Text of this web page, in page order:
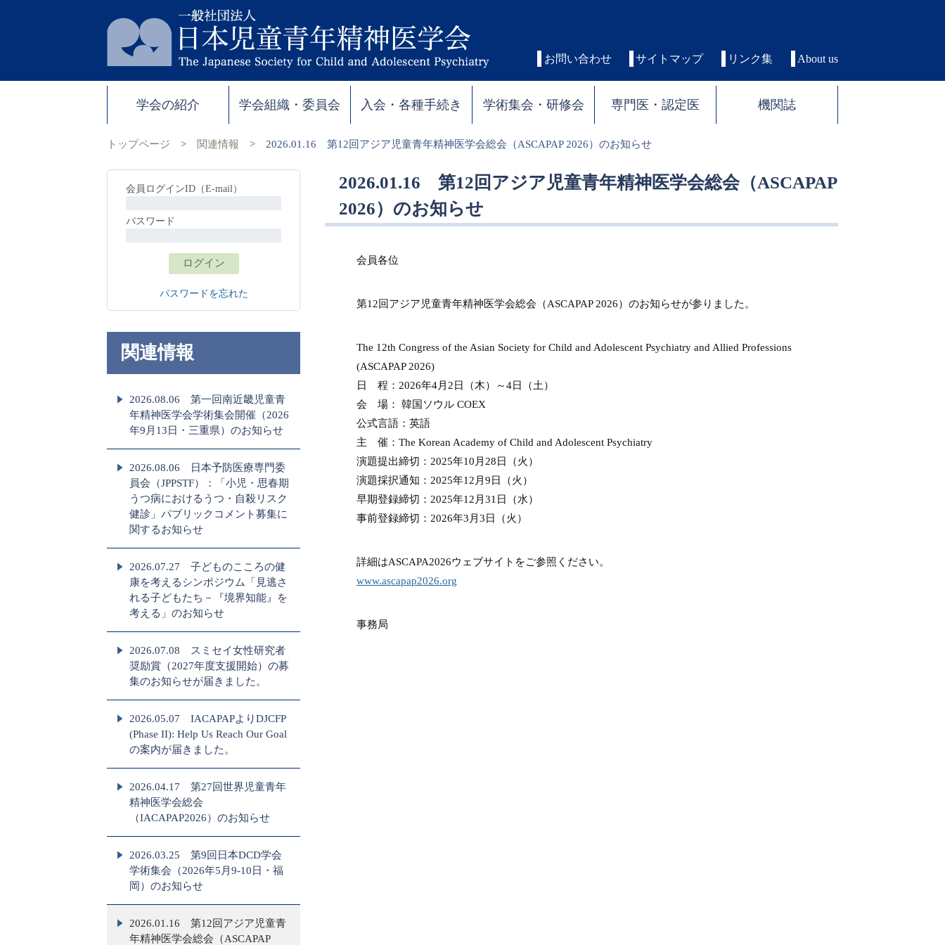
お問い合わせ サイトマップ リンク集 About us
学会の紹介 学会組織・委員会 入会・各種手続き 学術集会・研修会 専門医・認定医 機関誌
トップページ > 関連情報 > 2026.01.16 第12回アジア児童青年精神医学会総会（ASCAPAP 2026）のお知らせ
2026.01.16 第12回アジア児童青年精神医学会総会（ASCAPAP
2026）のお知らせ
会員各位
第12回アジア児童青年精神医学会総会（ASCAPAP 2026）のお知らせが参りました。
The 12th Congress of the Asian Society for Child and Adolescent Psychiatry and Allied Professions
(ASCAPAP 2026)
日 程：2026年4月2日（木）～4日（土）
会 場： 韓国​​ソウル COEX
公式言語：英語
主 催：The Korean Academy of Child and Adolescent Psychiatry
演題提出締切：2025年10月28日（火）
演題採択通知：2025年12月9日（火）
早期登録締切：2025年12月31日（水）
事前登録締切：2026年3月3日（火）
詳細はASCAPA2026ウェブサイトをご参照ください。
www.ascapap2026.org
事務局
会員ログインID（E-mail）
パスワード
パスワードを忘れた
関連情報
2026.08.06 第一回南近畿児童青
年精神医学会学術集会開催（2026
年9月13日・三重県）のお知らせ
2026.08.06 日本予防医療専門委
員会（JPPSTF）：「小児・思春期
うつ病におけるうつ・自殺リスク
健診」パブリックコメント募集に
関するお知らせ
2026.07.27 子どものこころの健
康を考えるシンポジウム「見逃さ
れる子どもたち－『境界知能』を
考える」のお知らせ
2026.07.08 スミセイ女性研究者
奨励賞（2027年度支援開始）の募
集のお知らせが届きました。
2026.05.07 IACAPAPよりDJCFP
(Phase II): Help Us Reach Our Goal
の案内が届きました。
2026.04.17 第27回世界児童青年
精神医学会総会
（IACAPAP2026）のお知らせ
2026.03.25 第9回日本DCD学会
学術集会（2026年5月9-10日・福
岡）のお知らせ
2026.01.16 第12回アジア児童青
年精神医学会総会（ASCAPAP